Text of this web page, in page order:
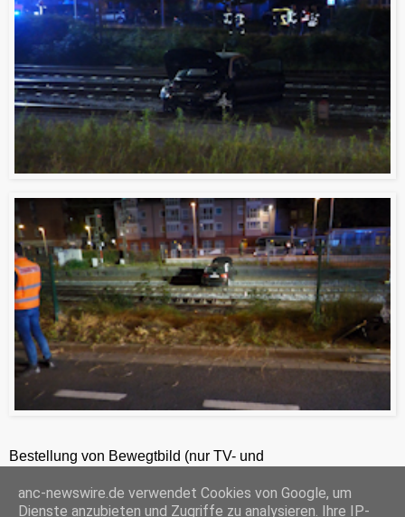
Bestellung von Bewegtbild (nur TV- und
ANC-NEWS-TELEVISION GmbH, Laaksweg 7, 45359 Essen, HRB 12411, Amtsgericht Essen, Geschäftsführer: C. Anhuth
anc-newswire.de verwendet Cookies von Google, um
Dienste anzubieten und Zugriffe zu analysieren. Ihre IP-